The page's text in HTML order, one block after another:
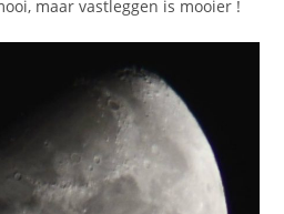
maar vastleggen is mooier !